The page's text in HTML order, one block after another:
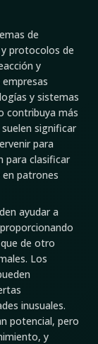
de
protocolos de
y
y sistemas
contribuya más
significar
para
para clasificar
patrones
ayudar a
de otro
Los
inusuales.
potencial, pero
y